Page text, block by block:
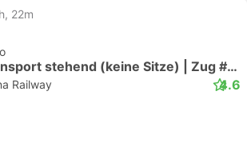
22m
Transport stehend (keine Sitze) | Zug #D3102
Railway 4.6